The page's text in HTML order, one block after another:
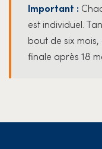
Important :
est individuel.
bout de six
finale après 18